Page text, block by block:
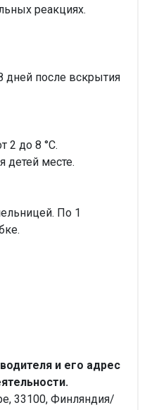
реакциях.
дней после вскрытия
2 до 8 °С.
детей месте.
По 1
и его адрес
33100, Финляндия/